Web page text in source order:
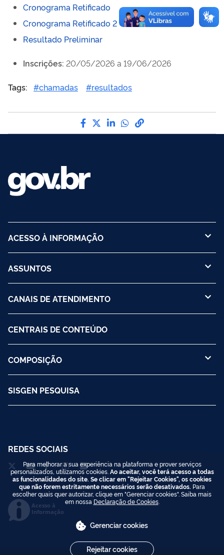
Cronograma Retificado
Cronograma Retificado 2
Resultado Preliminar
Inscrições: 20/05/2026 a 19/06/2026
Tags: #chamadas #resultados
Compartilhe por Facebook
Compartilhe por Twitter
Compartilhe por
Compartilhe por
link para Copiar
ACESSO À INFORMAÇÃO
ASSUNTOS
CANAIS DE ATENDIMENTO
CENTRAIS DE CONTEÚDO
COMPOSIÇÃO
SISGEN PESQUISA
REDES SOCIAIS
Acesso à
Informação
Para melhorar a sua experiência na plataforma e prover serviços
personalizados, utilizamos cookies. Ao aceitar, você terá acesso a todas
as funcionalidades do site. Se clicar em "Rejeitar Cookies", os cookies
que não forem estritamente necessários serão desativados. Para
escolher quais quer autorizar, clique em "Gerenciar cookies". Saiba mais
em nossa Declaração de Cookies.
Gerenciar cookies
Rejeitar cookies